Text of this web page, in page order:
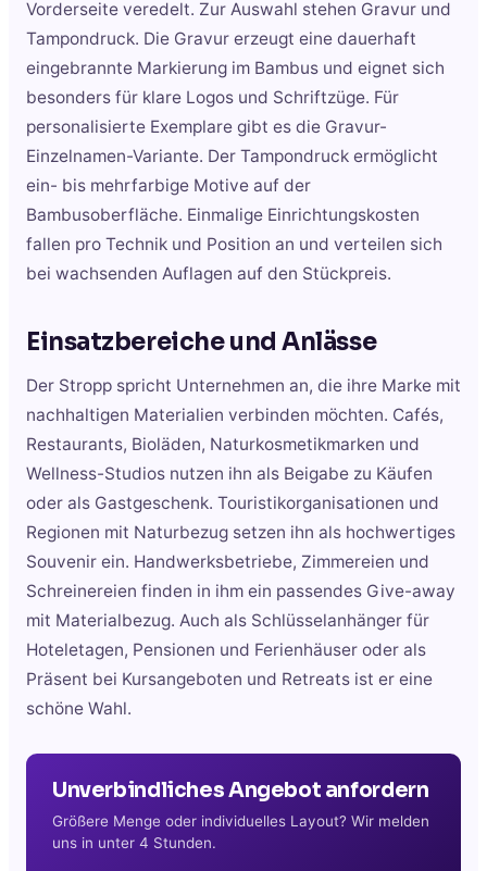
Vorderseite veredelt. Zur Auswahl stehen Gravur und
Tampondruck. Die Gravur erzeugt eine dauerhaft
eingebrannte Markierung im Bambus und eignet sich
besonders für klare Logos und Schriftzüge. Für
personalisierte Exemplare gibt es die Gravur-
Einzelnamen-Variante. Der Tampondruck ermöglicht
ein- bis mehrfarbige Motive auf der
Bambusoberfläche. Einmalige Einrichtungskosten
fallen pro Technik und Position an und verteilen sich
bei wachsenden Auflagen auf den Stückpreis.
Einsatzbereiche und Anlässe
Der Stropp spricht Unternehmen an, die ihre Marke mit
nachhaltigen Materialien verbinden möchten. Cafés,
Restaurants, Bioläden, Naturkosmetikmarken und
Wellness-Studios nutzen ihn als Beigabe zu Käufen
oder als Gastgeschenk. Touristikorganisationen und
Regionen mit Naturbezug setzen ihn als hochwertiges
Souvenir ein. Handwerksbetriebe, Zimmereien und
Schreinereien finden in ihm ein passendes Give-away
mit Materialbezug. Auch als Schlüsselanhänger für
Hoteletagen, Pensionen und Ferienhäuser oder als
Präsent bei Kursangeboten und Retreats ist er eine
schöne Wahl.
Unverbindliches Angebot anfordern
Größere Menge oder individuelles Layout? Wir melden
uns in unter 4 Stunden.